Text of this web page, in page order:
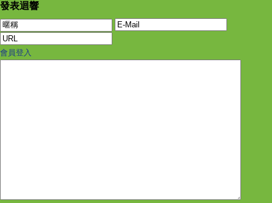
發表迴響
會員登入